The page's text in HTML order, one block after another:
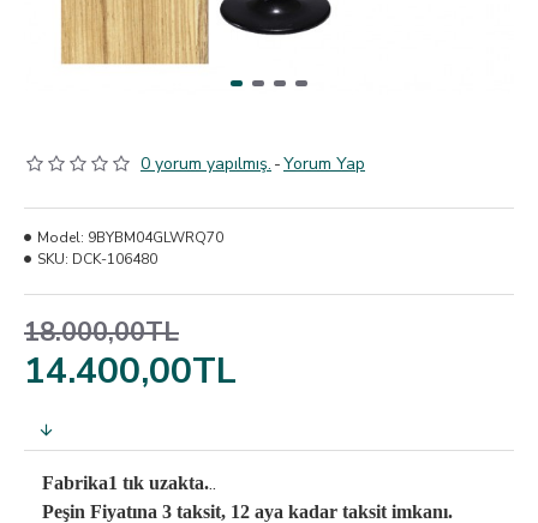
0 yorum yapılmış. -Yorum Yap
14.400,00TL
18.000,00TL
Model: 9BYBM04GLWRQ70
SKU: DCK-106480
Fabrika1 tık uzakta...
Peşin Fiyatına 3 taksit, 12 aya kadar taksit imkanı.